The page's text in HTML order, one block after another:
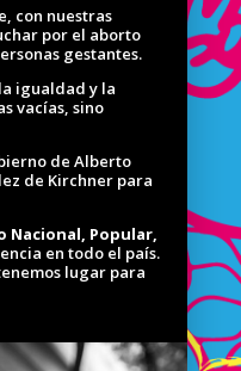
con nuestras
por el aborto
gestantes.
igualdad y la
vacías, sino
de Alberto
de Kirchner para
Nacional, Popular,
en todo el país.
lugar para